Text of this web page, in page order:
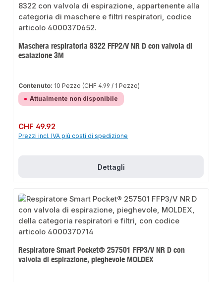
Maschera respiratoria 8322 FFP2/V NR D con valvola di
esalazione 3M
Contenuto: 10 Pezzo (CHF 4.99 / 1 Pezzo)
Attualmente non disponibile
Prezzo normale:
CHF 49.92
Prezzi incl. IVA più costi di spedizione
Dettagli
Respiratore Smart Pocket® 257501 FFP3/V NR D con
valvola di espirazione, pieghevole MOLDEX